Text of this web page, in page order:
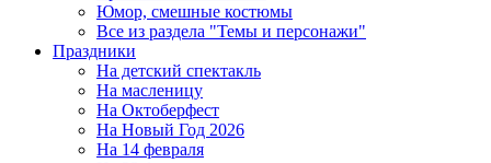
Юмор, смешные костюмы
Все из раздела "Темы и персонажи"
Праздники
На детский спектакль
На масленицу
На Октоберфест
На Новый Год 2026
На 14 февраля